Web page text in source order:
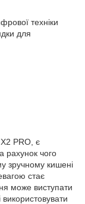
техніки
для
PRO, є
рахунок чого
зручному кишені
стає
може виступати